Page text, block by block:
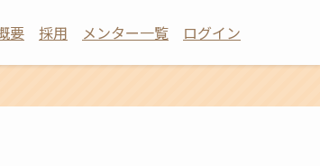
要 採用 メンター一覧 ログイン